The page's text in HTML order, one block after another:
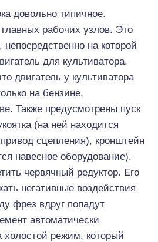
довольно типичное.
рабочих узлов. Это
непосредственно на которой
для культиватора.
двигатель у культиватора
на бензине,
Также предусмотрены пуск
(на ней находится
сцепления), кронштейн
навесное оборудование).
червячный редуктор. Его
негативные воздействия
фрез вдруг попадут
автоматически
холостой режим, который